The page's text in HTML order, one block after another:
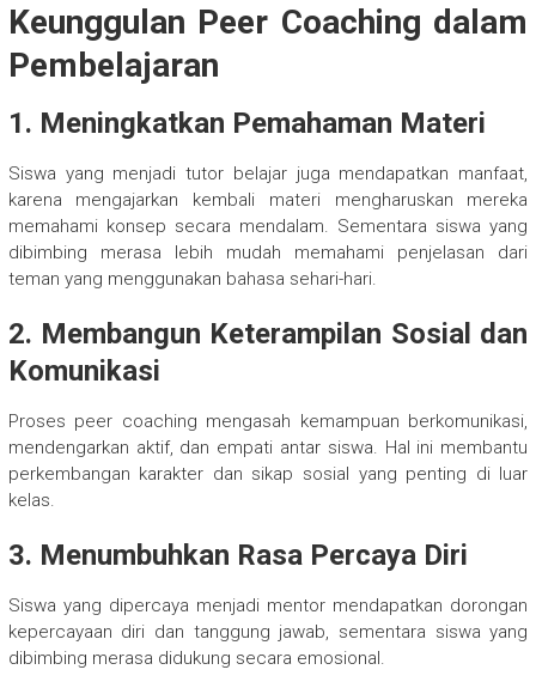
Keunggulan Peer Coaching dalam
Pembelajaran
1. Meningkatkan Pemahaman Materi
Siswa yang menjadi tutor belajar juga mendapatkan manfaat,
karena mengajarkan kembali materi mengharuskan mereka
memahami konsep secara mendalam. Sementara siswa yang
dibimbing merasa lebih mudah memahami penjelasan dari
teman yang menggunakan bahasa sehari-hari.
2. Membangun Keterampilan Sosial dan
Komunikasi
Proses peer coaching mengasah kemampuan berkomunikasi,
mendengarkan aktif, dan empati antar siswa. Hal ini membantu
perkembangan karakter dan sikap sosial yang penting di luar
kelas.
3. Menumbuhkan Rasa Percaya Diri
Siswa yang dipercaya menjadi mentor mendapatkan dorongan
kepercayaan diri dan tanggung jawab, sementara siswa yang
dibimbing merasa didukung secara emosional.